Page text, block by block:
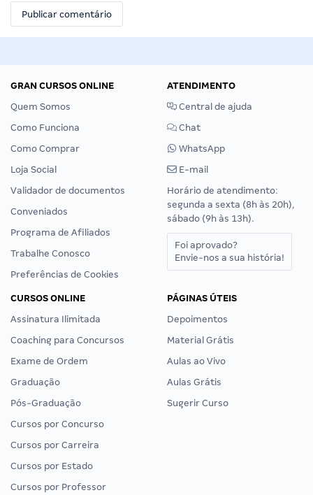
GRAN CURSOS ONLINE
Quem Somos
Como Funciona
Como Comprar
Loja Social
Validador de documentos
Conveniados
Programa de Afiliados
Trabalhe Conosco
Preferências de Cookies
ATENDIMENTO
Central de ajuda
Chat
WhatsApp
E-mail
Horário de atendimento:
segunda a sexta (8h às 20h),
sábado (9h às 13h).
Foi aprovado?
Envie-nos a sua história!
CURSOS ONLINE
Assinatura Ilimitada
Coaching para Concursos
Exame de Ordem
Graduação
Pós-Graduação
Cursos por Concurso
Cursos por Carreira
Cursos por Estado
Cursos por Professor
PÁGINAS ÚTEIS
Depoimentos
Material Grátis
Aulas ao Vivo
Aulas Grátis
Sugerir Curso